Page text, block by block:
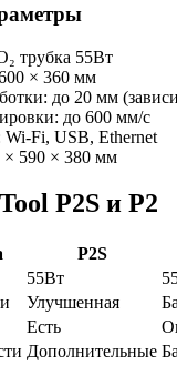
трубка 55Вт
× 360 мм
до 20 мм
до 600 мм/с
Fi, USB, Ethernet
× 590 × 380 мм
P2S и P2
P2S
55Вт
Улучшенная
Есть
Дополнительные